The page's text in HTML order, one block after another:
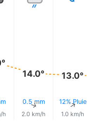
h
14.0°
0.5 mm
↑
2.0 km/h
13.0°
12% Pluie
↑
1.0 km/h